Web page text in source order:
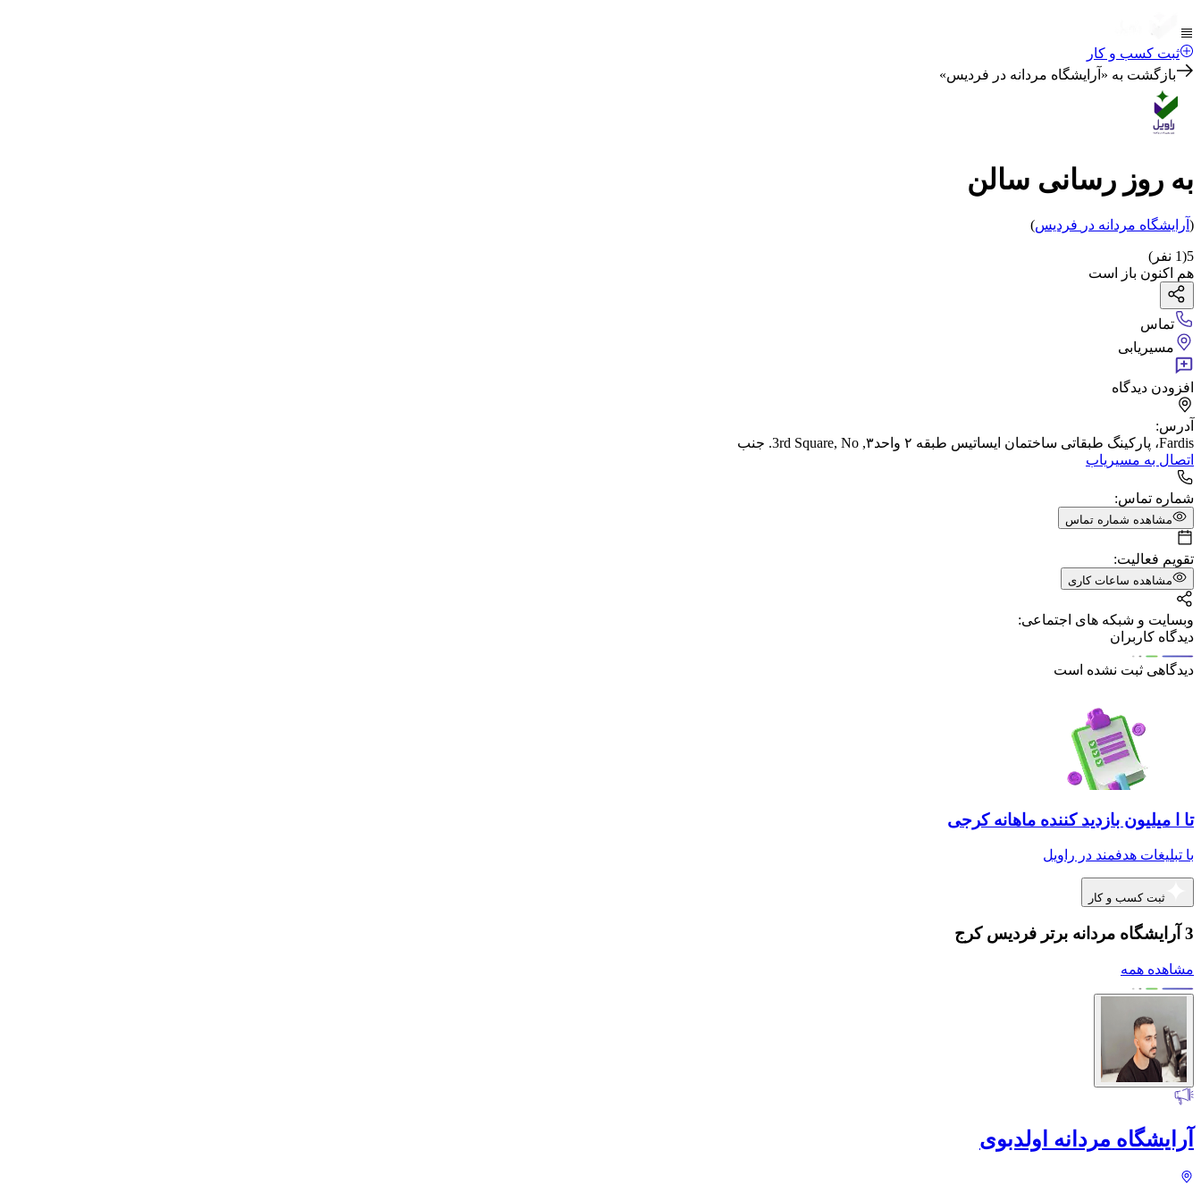
ثبت کسب و کار
بازگشت به « آرایشگاه مردانه در فردیس»
به روز رسانی سالن
( آرایشگاه مردانه در فردیس)
5
(
1 نفر)
هم اکنون باز است
تماس
مسیریابی
افزودن دیدگاه
آدرس:
Fardis، پاركينگ طبقاتى ساختمان ايساتيس طبقه ٢ واحد٣, 3rd Square, No. جنب
اتصال به مسیریاب
شماره تماس:
مشاهده شماره تماس
تقویم فعالیت:
مشاهده ساعات کاری
وبسایت و شبکه های اجتماعی:
دیدگاه کاربران
دیدگاهی ثبت نشده است
تا ا میلیون بازدید کننده ماهانه کرجی
با تبلیغات هدفمند در راویل
ثبت کسب و کار
3 آرایشگاه مردانه برتر فردیس کرج
مشاهده همه
آرایشگاه مردانه اولدبوی